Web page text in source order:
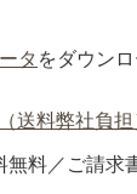
タ をダウン
送料弊社負担
無料／ご請求